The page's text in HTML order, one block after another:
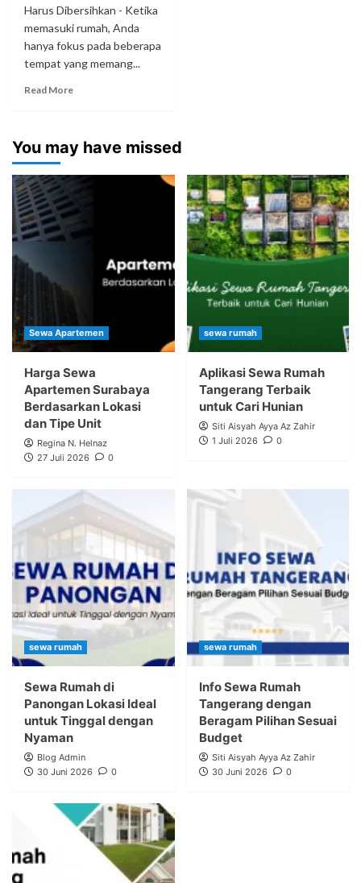
Harus Dibersihkan - Ketika
memasuki rumah, Anda
hanya fokus pada beberapa
tempat yang memang...
Read More
You may have missed
Sewa Apartemen
Harga Sewa
Apartemen Surabaya
Berdasarkan Lokasi
dan Tipe Unit
Regina N. Helnaz
27 Juli 2026
0
sewa rumah
Aplikasi Sewa Rumah
Tangerang Terbaik
untuk Cari Hunian
Siti Aisyah Ayya Az Zahir
1 Juli 2026
0
sewa rumah
Sewa Rumah di
Panongan Lokasi Ideal
untuk Tinggal dengan
Nyaman
Blog Admin
30 Juni 2026
0
sewa rumah
Info Sewa Rumah
Tangerang dengan
Beragam Pilihan Sesuai
Budget
Siti Aisyah Ayya Az Zahir
30 Juni 2026
0